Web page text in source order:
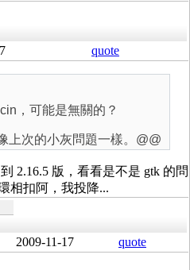
quote
，可能是無關的？
上次的小灰問題一樣。@@
2.16.5 版，看看是不是 gtk 的問
相扣阿，我投降...
2009-11-17 quote